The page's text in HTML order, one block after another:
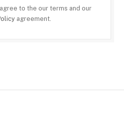
to the our terms and our
agreement.